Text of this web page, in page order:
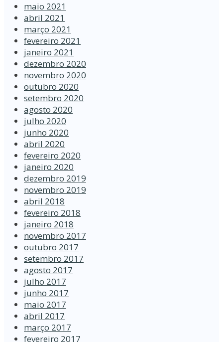
maio 2021
abril 2021
março 2021
fevereiro 2021
janeiro 2021
dezembro 2020
novembro 2020
outubro 2020
setembro 2020
agosto 2020
julho 2020
junho 2020
abril 2020
fevereiro 2020
janeiro 2020
dezembro 2019
novembro 2019
abril 2018
fevereiro 2018
janeiro 2018
novembro 2017
outubro 2017
setembro 2017
agosto 2017
julho 2017
junho 2017
maio 2017
abril 2017
março 2017
fevereiro 2017